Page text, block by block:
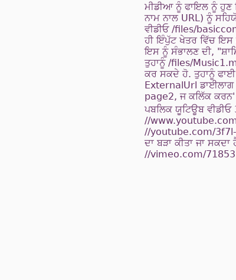
ਮੀਡੀਆ ਨੂੰ ਫਾਇਲ ਨੂੰ ਹੁਣ
ਨਾਮ ਨਾਲ URL) ਨੂੰ
ਵੀਡੀਓ /files/
ਹੀ ਇੰਪੁੱਟ ਖੇਤਰ ਵਿੱਚ ਇਸ
ਇਸ ਨੂੰ ਸੰਭਾਲਣ ਦੀ,
ਤੁਹਾਨੂੰ /files/
ਕਰ ਸਕਦੇ ਹੋ. ਤੁਹਾਨੂੰ
ExternalUrl
page2, ਜ ਕਲਿੱਕ
ਪਬਲਿਕ ਯੂਟਿਊਬ ਵੀਡੀਓ
//
//youtube.com/
ਦਾ ਬੜਾ ਕੀਤਾ ਜਾ
//vimeo.com/